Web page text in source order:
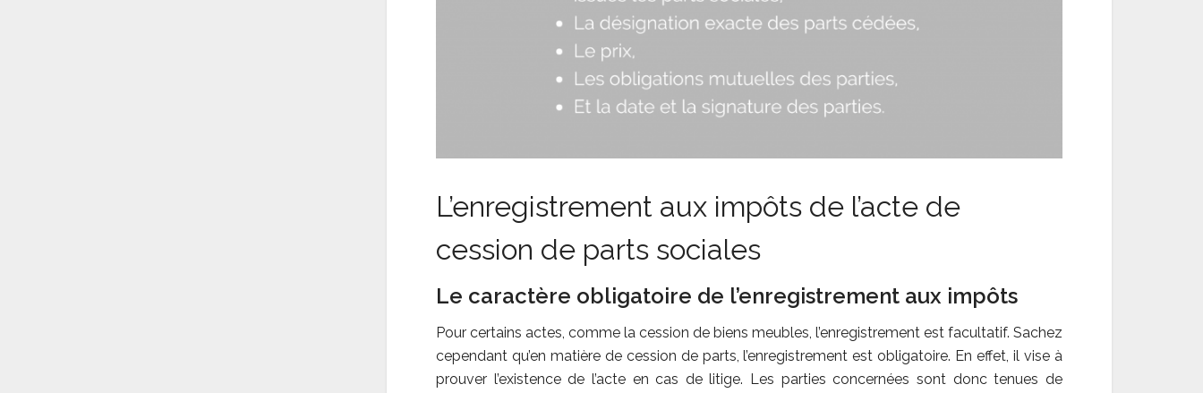
L’enregistrement aux impôts de l’acte de
cession de parts sociales
Le caractère obligatoire de l’enregistrement aux impôts
Pour certains actes, comme la cession de biens meubles, l’enregistrement est facultatif. Sachez
cependant qu’en matière de cession de parts, l’enregistrement est obligatoire. En effet, il vise à
prouver l’existence de l’acte en cas de litige. Les parties concernées sont donc tenues de